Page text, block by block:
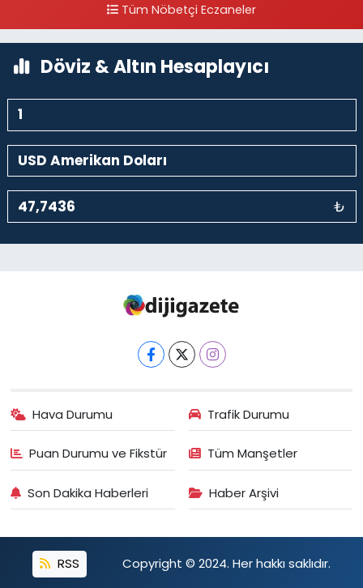
0 (212) 297 96 92 Yol Tarifi Al
Tüm Nöbetçi Eczaneler
Döviz & Altın Hesaplayıcı
₺
Hava Durumu Trafik Durumu
Puan Durumu ve Fikstür Tüm Manşetler
Son Dakika Haberleri Haber Arşivi
RSS Copyright © 2024. Her hakkı saklıdır.